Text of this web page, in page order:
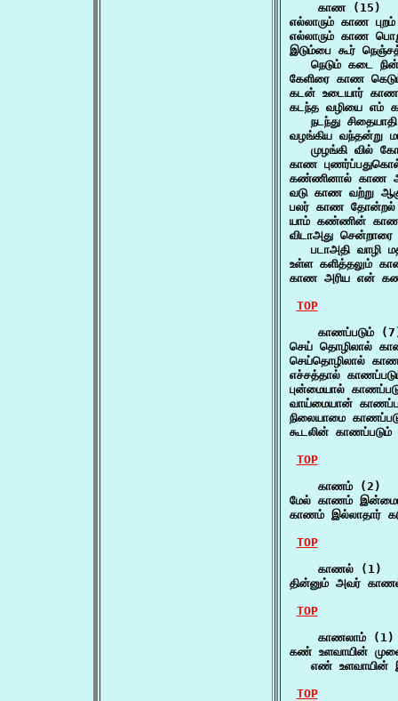
    காண (15)
எல்லாரும் காண
எல்லாரும் காண
இடும்பை கூர்
நெடும் கடை
கேளிரை காண
கடன் உடையார்
கடந்த வழியை
நடந்து
வழங்கிய வந்தன்று
முழங்கி வில்
காண
கண்ணினால் காண
வடு காண வற்று
பலர் காண தோன்றல்
யாம் கண்ணின் காண
விடாஅது
படாஅதி வாழி
உள்ள களித்தலும்
காண அரிய என்
TOP
காணப்படும்
செய் தொழிலால்
செய்தொழிலால்
எச்சத்தால்
புன்மையால்
வாய்மையான்
நிலையாமை
கூடலின்
TOP
    காணம் (2)
மேல் காணம்
காணம் இல்லாதார்
TOP
    காணல் (1)
தின்னும் அவர்
TOP
    காணலாம் (1)
கண் உளவாயின்
எண் உளவாயின்
TOP